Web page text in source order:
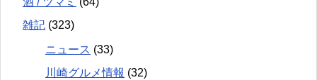
雑記 (323)
ニュース (33)
川崎グルメ情報 (32)